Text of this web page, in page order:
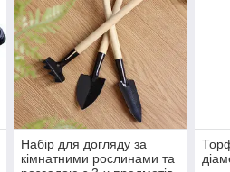
Набір для догляду за
кімнатними рослинами та